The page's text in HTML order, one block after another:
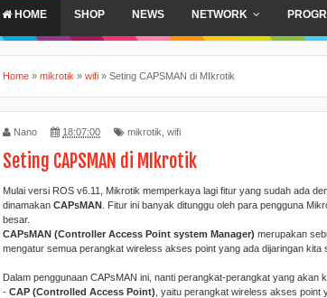
HOME SHOP NEWS NETWORK
Home » mikrotik » wifi » Seting CAPSMAN di MIkrotik
Nano 18:07:00 mikrotik wifi
Seting CAPSMAN di MIkrotik
Mulai versi ROS v6.11, Mikrotik memperkaya lagi fitur yang sudah ada
dinamakan CAPsMAN . Fitur ini banyak ditunggu oleh para pengguna
besar.
CAPsMAN (Controller Access Point system Manager) merupakan
mengatur semua perangkat wireless akses point yang ada dijaringan kita
Dalam penggunaan CAPsMAN ini, nanti perangkat-perangkat yang akan
- CAP (Controlled Access Point) , yaitu perangkat wireless akses